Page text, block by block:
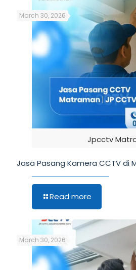
Jpcctv
March 30, 2026
Jasa Pasang Kamera CCTV di
Read more
March 30, 2026